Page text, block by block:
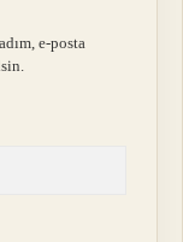
e-posta